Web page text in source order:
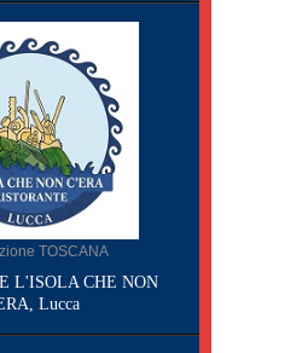
TOSCANA
L'ISOLA CHE NON
Lucca